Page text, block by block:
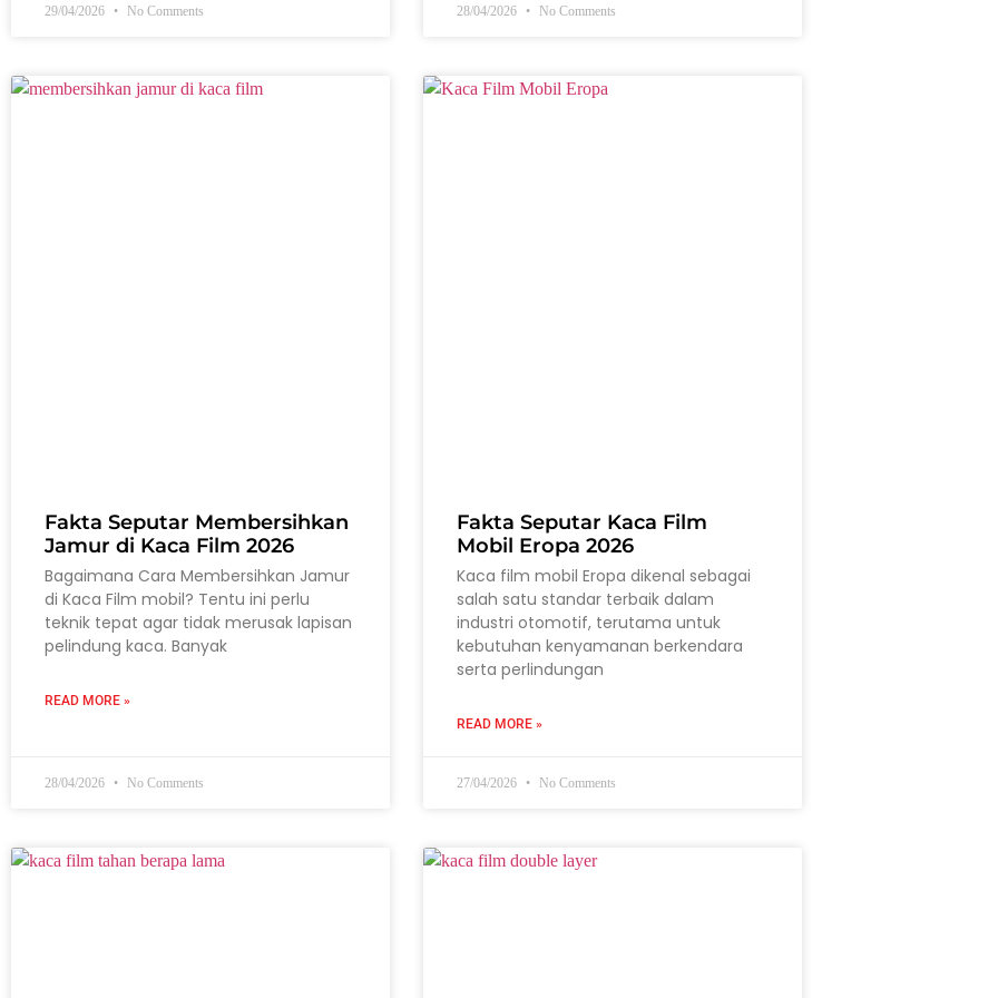
29/04/2026 No Comments 28/04/2026 No Comments
Fakta Seputar Membersihkan
Jamur di Kaca Film 2026
Bagaimana Cara Membersihkan Jamur
di Kaca Film mobil? Tentu ini perlu
teknik tepat agar tidak merusak lapisan
pelindung kaca. Banyak
READ MORE »
28/04/2026 No Comments
Fakta Seputar Kaca Film
Mobil Eropa 2026
Kaca film mobil Eropa dikenal sebagai
salah satu standar terbaik dalam
industri otomotif, terutama untuk
kebutuhan kenyamanan berkendara
serta perlindungan
READ MORE »
27/04/2026 No Comments